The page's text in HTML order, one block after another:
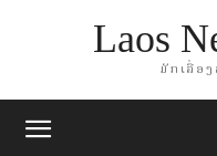
Laos
ມັກເລື່ອ